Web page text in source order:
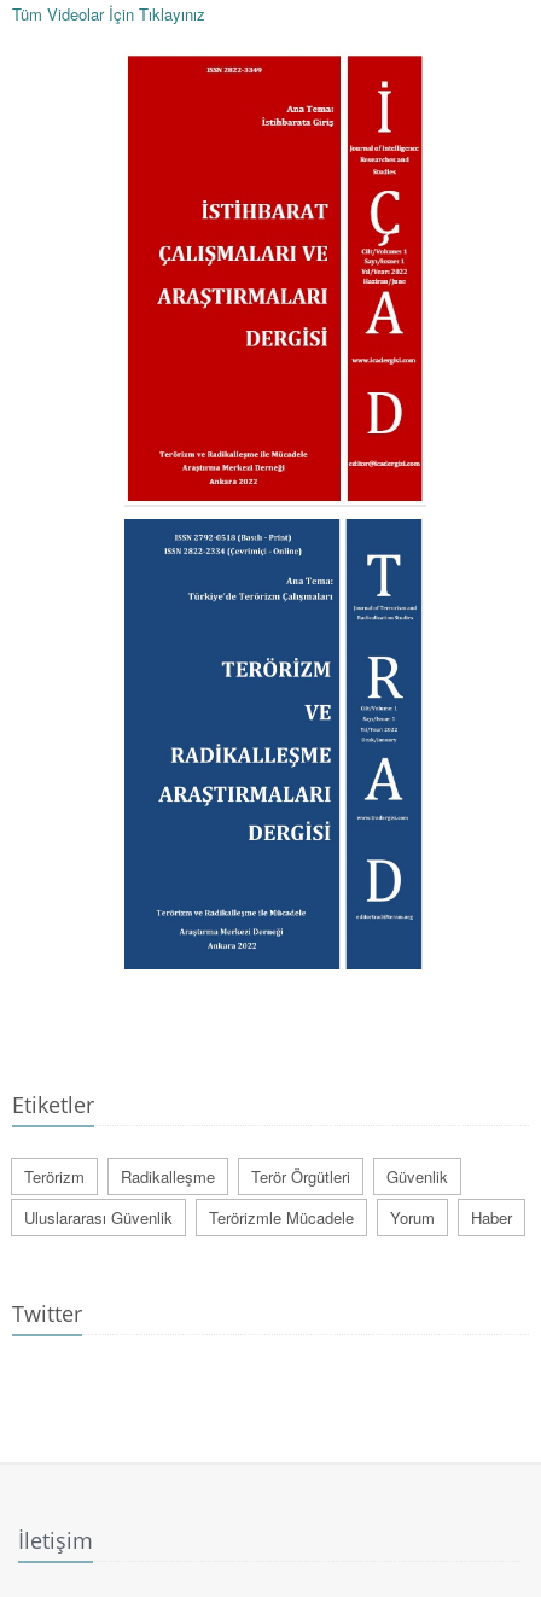
Tüm Videolar İçin Tıklayınız
Etiketler
Terörizm Radikalleşme Terör Örgütleri
Güvenlik
Uluslararası Güvenlik
Terörizmle Mücadele Yorum Haber
Twitter
İletişim